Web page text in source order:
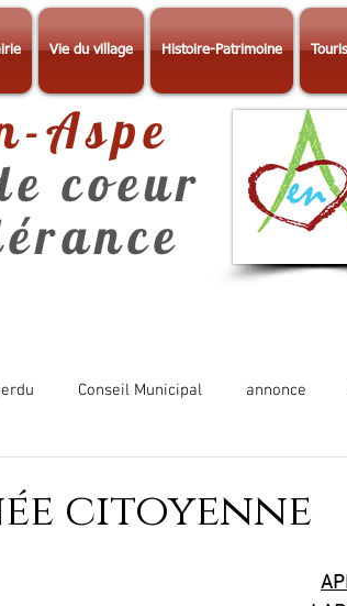
Vie du village Histoire-Patrimoine
Aspe
coeur
Conseil Municipal annonce
citoyenne